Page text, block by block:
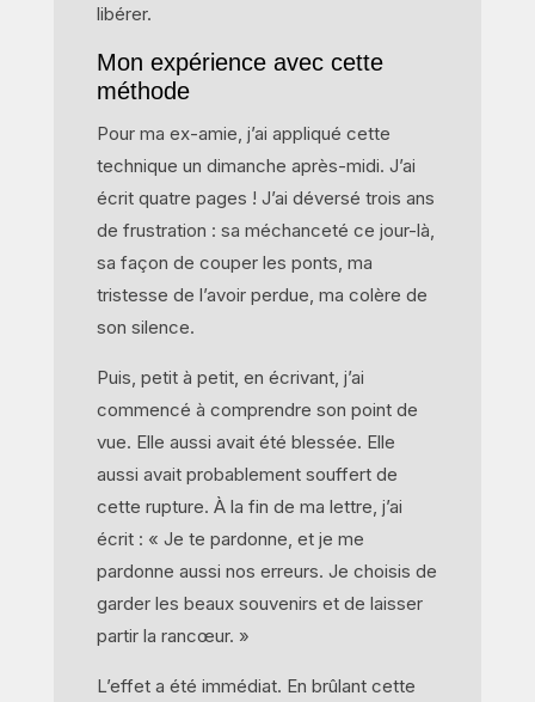
libérer.
Mon expérience avec cette
méthode
Pour ma ex-amie, j’ai appliqué cette
technique un dimanche après-midi. J’ai
écrit quatre pages ! J’ai déversé trois ans
de frustration : sa méchanceté ce jour-là,
sa façon de couper les ponts, ma
tristesse de l’avoir perdue, ma colère de
son silence.
Puis, petit à petit, en écrivant, j’ai
commencé à comprendre son point de
vue. Elle aussi avait été blessée. Elle
aussi avait probablement souffert de
cette rupture. À la fin de ma lettre, j’ai
écrit : « Je te pardonne, et je me
pardonne aussi nos erreurs. Je choisis de
garder les beaux souvenirs et de laisser
partir la rancœur. »
L’effet a été immédiat. En brûlant cette